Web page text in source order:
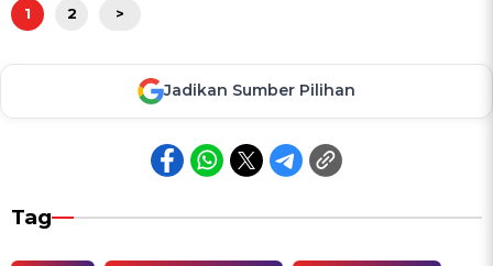
1 2 >
Jadikan Sumber Pilihan
Tag